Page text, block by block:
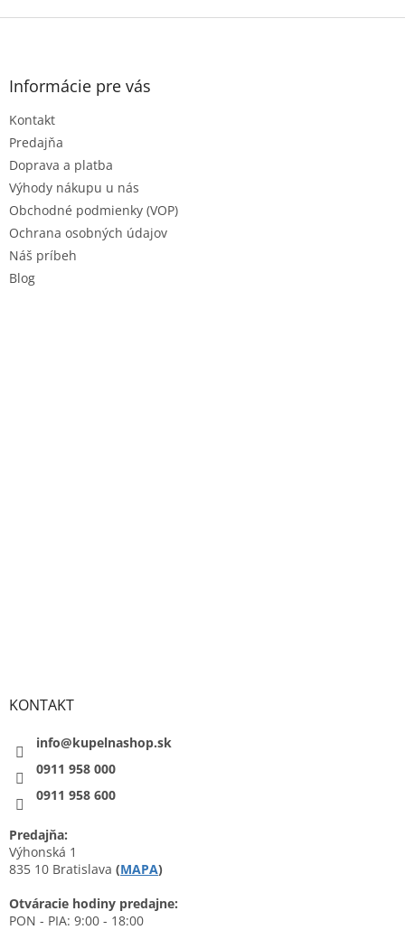
Z
Informácie pre vás
Kontakt
Predajňa
Doprava a platba
Výhody nákupu u nás
Obchodné podmienky (VOP)
Ochrana osobných údajov
Náš príbeh
Blog
KONTAKT
info@kupelnashop.sk
0911 958 000
0911 958 600
Predajňa:
Výhonská 1
835 10 Bratislava (MAPA)
Otváracie hodiny predajne:
PON - PIA: 9:00 - 18:00